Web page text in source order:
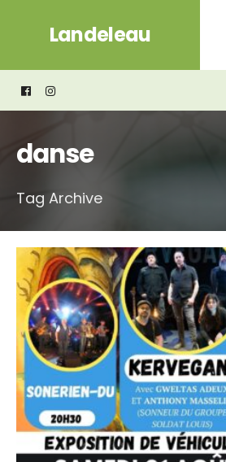
Landeleau
danse
Tag Archive
for: